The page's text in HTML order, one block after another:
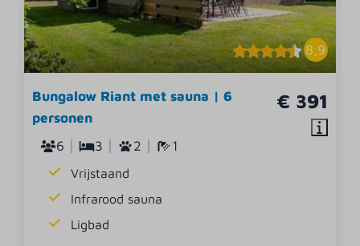
8,9
€ 391
Bungalow Riant met sauna | 6
personen
6
3 2 1
Vrijstaand
Infrarood sauna
Ligbad